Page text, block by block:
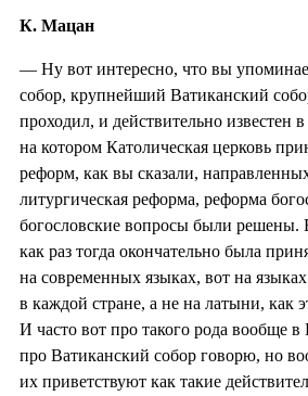
К. Мацан
— Ну вот интересно, что вы
собор, крупнейший Ватиканский
проходил, и действительно известен
на котором Католическая церковь
реформ, как вы сказали,
литургическая реформа, реформа
богословские вопросы были решены.
как раз тогда окончательно была
на современных языках, вот на
в каждой стране, а не на латыни, как
И часто вот про такого рода вообще
про Ватиканский собор говорю, но
их приветствуют как такие